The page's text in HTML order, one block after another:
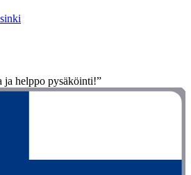
ja helppo pysäköinti!”